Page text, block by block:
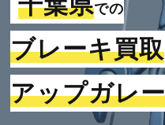
での
ブレーキ買取
アップガレ